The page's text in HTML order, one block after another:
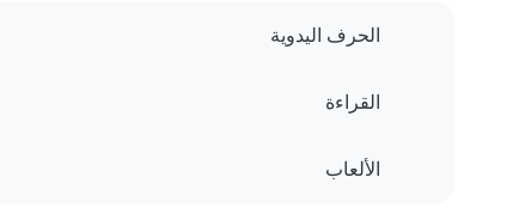
الحرف اليدوية
القراءة
الألعاب